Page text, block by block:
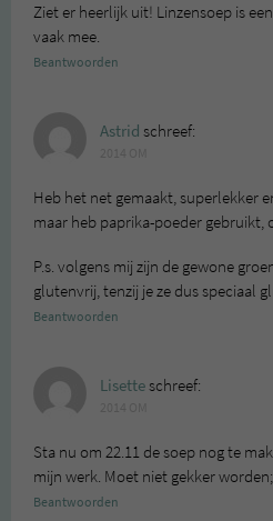
Ziet er heerlijk uit! Linzensoep is
vaak mee.
Beantwoorden
Astrid schreef:
Heb het net gemaakt, superlekker
maar heb paprika-poeder gebruikt,
P.s. volgens mij zijn de gewone
glutenvrij, tenzij je ze dus speciaal
Beantwoorden
Lisetteschreef:
Sta nu om 22.11 de soep nog te
mijn werk. Moet niet gekker
Beantwoorden